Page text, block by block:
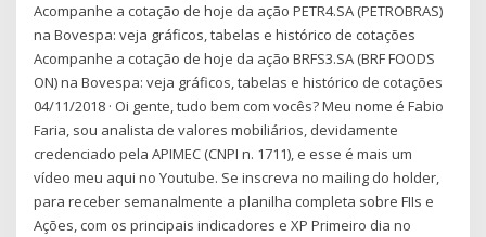
Acompanhe a cotação de hoje da ação PETR4.SA (PETROBRAS)
na Bovespa: veja gráficos, tabelas e histórico de cotações
Acompanhe a cotação de hoje da ação BRFS3.SA (BRF FOODS
ON) na Bovespa: veja gráficos, tabelas e histórico de cotações
04/11/2018 · Oi gente, tudo bem com vocês? Meu nome é Fabio
Faria, sou analista de valores mobiliários, devidamente
credenciado pela APIMEC (CNPI n. 1711), e esse é mais um
vídeo meu aqui no Youtube. Se inscreva no mailing do holder,
para receber semanalmente a planilha completa sobre FIIs e
Ações, com os principais indicadores e XP Primeiro dia no